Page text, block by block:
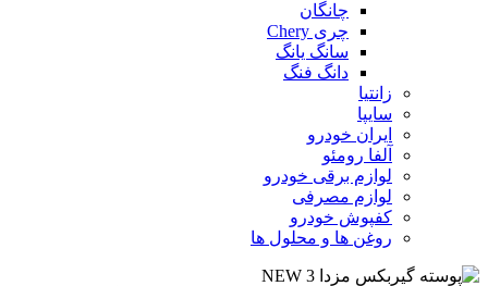
چانگان
چری Chery
سانگ یانگ
دانگ فنگ
زانتیا
سایپا
ایران خودرو
آلفا رومئو
لوازم برقی خودرو
لوازم مصرفی
کفپوش خودرو
روغن ها و محلول ها